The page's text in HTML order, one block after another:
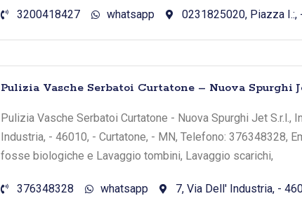
3200418427 whatsapp 0231825020, Piazza I.:,
Pulizia Vasche Serbatoi Curtatone – Nuova Spurghi
Pulizia Vasche Serbatoi Curtatone - Nuova Spurghi Jet S.r.l.,
Industria, - 46010, - Curtatone, - MN, Telefono: 376348328,
fosse biologiche e Lavaggio tombini, Lavaggio scarichi,
376348328 whatsapp 7, Via Dell' Industria, -